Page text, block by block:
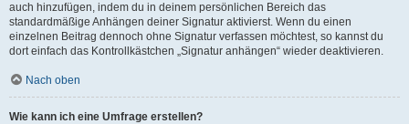
auch hinzufügen, indem du in deinem persönlichen Bereich das
standardmäßige Anhängen deiner Signatur aktivierst. Wenn du einen
einzelnen Beitrag dennoch ohne Signatur verfassen möchtest, so kannst du
dort einfach das Kontrollkästchen „Signatur anhängen“ wieder deaktivieren.
Nach oben
Wie kann ich eine Umfrage erstellen?